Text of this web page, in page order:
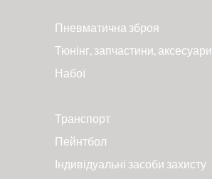
Пневматична зброя
Тюнінг, запчастини, аксесуари
Набої
Транспорт
Пейнтбол
Індивідуальні засоби захисту